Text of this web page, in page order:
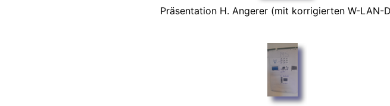
Präsentation H. Angerer (mit korrigierten W-LAN-